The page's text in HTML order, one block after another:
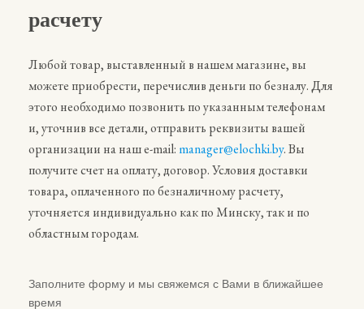
расчету
Любой товар, выставленный в нашем магазине, вы
можете приобрести, перечислив деньги по безналу. Для
этого необходимо позвонить по указанным телефонам
и, уточнив все детали, отправить реквизиты вашей
организации на наш e-mail: manager@elochki.by. Вы
получите счет на оплату, договор. Условия доставки
товара, оплаченного по безналичному расчету,
уточняется индивидуально как по Минску, так и по
областным городам.
Заполните форму и мы свяжемся с Вами в ближайшее
время